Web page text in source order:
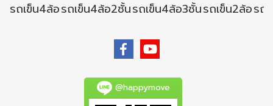
รถเข็น4ล้อรถเข็น4ล้อ2ชั้นรถเข็น4ล้อ3ชั้นรถเข็น2ล้อรถ
@happymove